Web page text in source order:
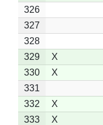
326
327
328
329
X
330
X
331
332
X
333
X